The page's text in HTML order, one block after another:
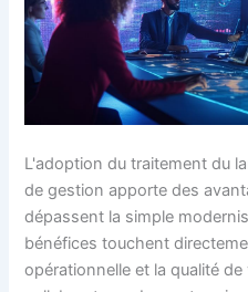
L'adoption du traitement du
de gestion apporte des
dépassent la simple
bénéfices touchent
opérationnelle et la qualité de